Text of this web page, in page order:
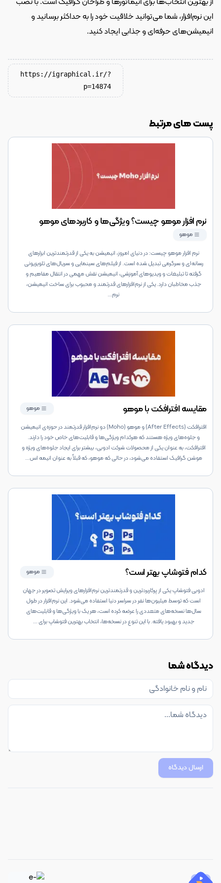
انیمیشن‌های حرفه‌ای و جذابی ایجاد کنید.
https://igraphical.ir/?
p=14874
پست های مرتبط
نرم افزار موهو چیست؟ ویژگی‌ها و کاربرد‌های موهو
موهو
نرم افزار موهو چیست: در دنیای امروز، انیمیشن به یکی از قدرتمندترین ابزارهای
رسانه‌ای و سرگرمی تبدیل شده است. از فیلم‌های سینمایی و سریال‌های تلویزیونی
گرفته تا تبلیغات و ویدیوهای آموزشی، انیمیشن نقش مهمی در انتقال مفاهیم و
جذب مخاطبان دارد. یکی از نرم‌افزارهای قدرتمند و محبوب برای ساخت انیمیشن،
نرم‌...
مقایسه افترافکت با موهو موهو
افترافکت (After Effects) و موهو (Moho) دو نرم‌افزار قدرتمند در حوزه‌ی انیمیشن
و جلوه‌های ویژه هستند که هرکدام ویژگی‌ها و قابلیت‌های خاص خود را دارند.
افترافکت، به عنوان یکی از محصولات شرکت ادوبی، بیشتر برای ایجاد جلوه‌های ویژه و
موشن گرافیک استفاده می‌شود، در حالی که موهو، که قبلاً به عنوان انیمه اس...
کدام فتوشاپ بهتر است؟ موهو
ادوبی فتوشاپ یکی از پرکاربردترین و قدرتمندترین نرم‌افزارهای ویرایش تصویر در جهان
است که توسط میلیون‌ها نفر در سراسر دنیا استفاده می‌شود. این نرم‌افزار در طول
سال‌ها نسخه‌های متعددی را عرضه کرده است، هر یک با ویژگی‌ها و قابلیت‌های
جدید و بهبود یافته. با این تنوع در نسخه‌ها، انتخاب بهترین فتوشاپ برای...
دیدگاه شما
ارسال دیدگاه